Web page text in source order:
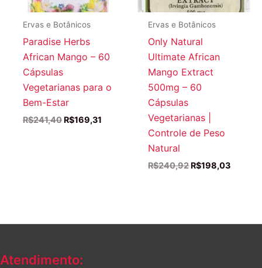
Ervas e Botânicos
Paradise Herbs
African Mango – 60
Cápsulas
Vegetarianas para o
Bem-Estar
R$241,40 O
R$169,31
Ervas e Botânicos
Only Natural
Ultimate African
Mango Extract
500mg – 60
Cápsulas
Vegetarianas |
Controle de Peso
Natural
R$240,92 O
R$198,03O
Atendimento: